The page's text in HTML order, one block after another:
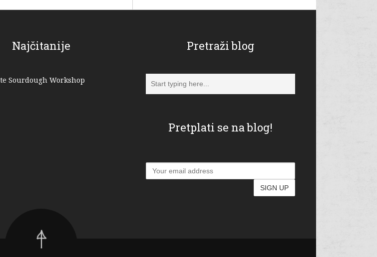
Najčitanije
Sourdough Workshop
Pretraži blog
Pretplati se na blog!